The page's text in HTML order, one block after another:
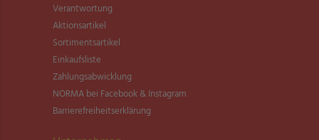
Verantwortung
Aktionsartikel
Sortimentsartikel
Einkaufsliste
Zahlungsabwicklung
NORMA bei Facebook & Instagram
Barrierefreiheitserklärung